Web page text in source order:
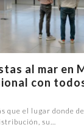
al mar en
con
que el lugar donde
su…